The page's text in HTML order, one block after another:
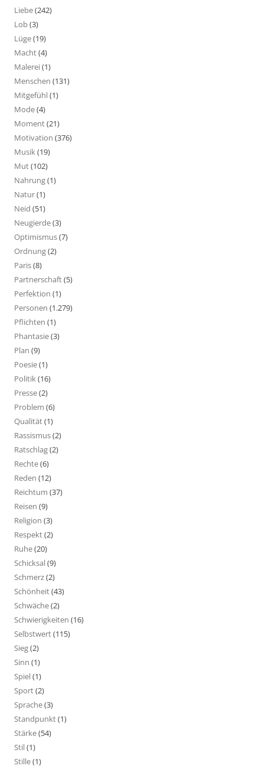
Liebe(242)
Lob(3)
Lüge(19)
Macht(4)
Malerei(1)
Menschen (131)
Mitgefühl(1)
Mode(4)
Moment(21)
Motivation (376)
Musik(19)
Mut(102)
Nahrung(1)
Natur(1)
Neid (51)
Neugierde(3)
Optimismus(7)
Ordnung(2)
Paris(8)
Partnerschaft(5)
Perfektion (1)
Personen (1.279)
Pflichten (1)
Phantasie(3)
Plan (9)
Poesie(1)
Politik(16)
Presse(2)
Problem (6)
Qualität(1)
Rassismus(2)
Ratschlag(2)
Rechte(6)
Reden (12)
Reichtum (37)
Reisen (9)
Religion (3)
Respekt(2)
Ruhe(20)
Schicksal(9)
Schmerz(2)
Schönheit(43)
Schwäche(2)
Schwierigkeiten (16)
Selbstwert(115)
Sieg(2)
Sinn (1)
Spiel(1)
Sport(2)
Sprache(3)
Standpunkt(1)
Stärke(54)
Stil(1)
Stille(1)